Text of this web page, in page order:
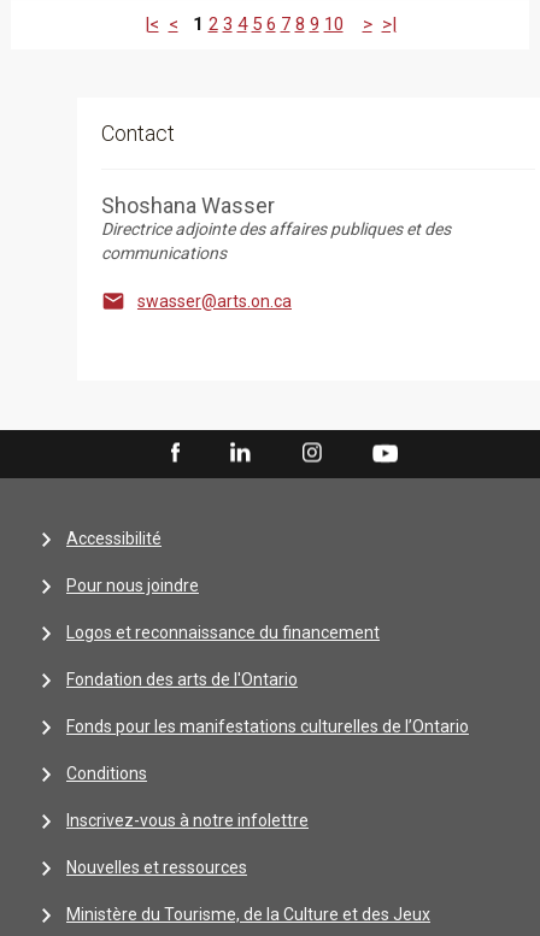
|< < 1 2 3 4 5 6 7 8 9 10 > >|
Contact
Shoshana Wasser
Directrice adjointe des affaires publiques et des
communications
 swasser@arts.on.ca
Accessibilité
Pour nous joindre
Logos et reconnaissance du financement
Fondation des arts de l'Ontario
Fonds pour les manifestations culturelles de l’Ontario
Conditions
Inscrivez-vous à notre infolettre
Nouvelles et ressources
Ministère du Tourisme, de la Culture et des Jeux